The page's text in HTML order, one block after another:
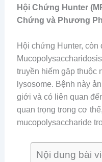
Hội Chứng Hunter
Chứng và Phương
Hội chứng Hunter,
truyền hiếm gặp thuộc
lysosome. Bệnh này
giới và có liên quan
quan trọng trong cơ
mucopolysaccharide
Nội dung bài